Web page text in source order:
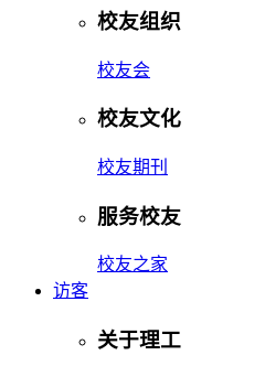
校友组织
校友会
校友文化
校友期刊
服务校友
校友之家
访客
关于理工